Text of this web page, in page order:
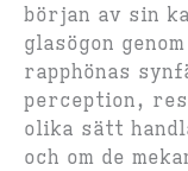
början av sin
glasögon
rapphönas
perception,
olika sätt
och om de